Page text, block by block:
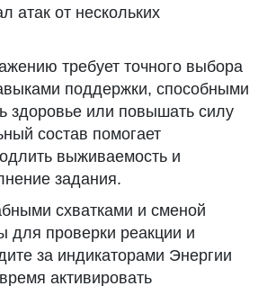
атак от нескольких
требует точного выбора
поддержки, способными
здоровье или повышать силу
состав помогает
выживаемость и
задания.
схватками и сменой
для проверки реакции и
за индикаторами Энергии
активировать